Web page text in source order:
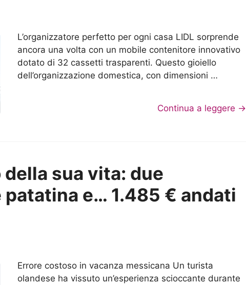
L’organizzatore perfetto per ogni casa LIDL sorprende
ancora una volta con un mobile contenitore innovativo
dotato di 32 cassetti trasparenti. Questo gioiello
dell’organizzazione domestica, con dimensioni …
Continua a leggere →
sua vita: due
patatina e… 1.485 € andati
Errore costoso in vacanza messicana Un turista
olandese ha vissuto un’esperienza scioccante durante